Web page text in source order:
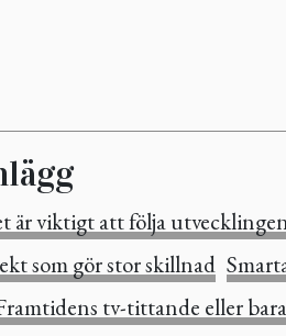
är viktigt att följa
som gör stor skillnad
tv-tittande eller